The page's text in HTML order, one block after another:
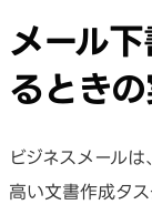
メール
るとき
ビジネスメール
高い文書作成タ